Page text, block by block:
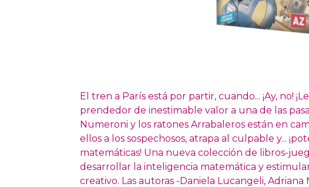
El tren a París está por partir, cuando... ¡Ay, no!
prendedor de inestimable valor a una de las
Numeroni y los ratones Arrabaleros están en
ellos a los sospechosos, atrapa al culpable y...
matemáticas! Una nueva colección de libros-
desarrollar la inteligencia matemática y
creativo. Las autoras -Daniela Lucangeli,